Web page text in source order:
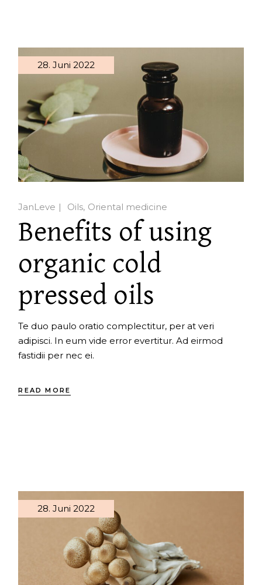
28. Juni 2022
JanLeve Oils Oriental medicine
Benefits of using
organic cold
pressed oils
Te duo paulo oratio complectitur, per at veri
adipisci. In eum vide error evertitur. Ad eirmod
fastidii per nec ei.
READ MORE
28. Juni 2022